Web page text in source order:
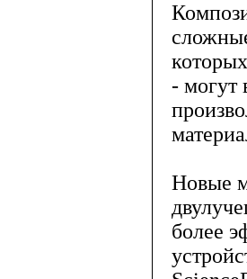
- могут
Новые
более